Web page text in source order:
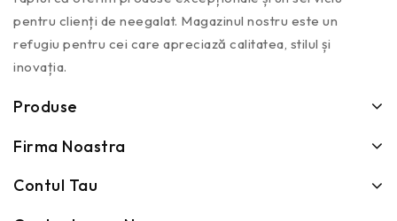
pentru clienți de neegalat. Magazinul nostru este un
refugiu pentru cei care apreciază calitatea, stilul și
inovația.
Produse
Firma Noastra
Contul Tau